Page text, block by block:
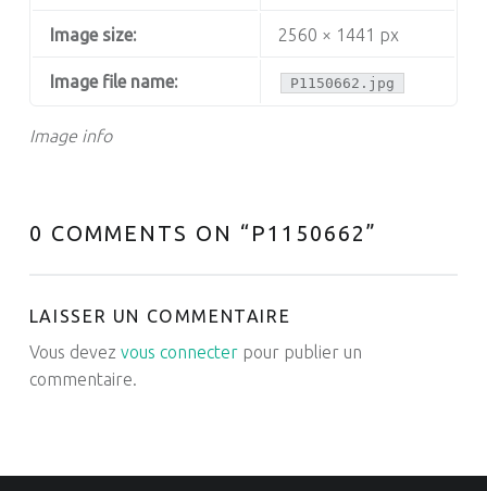
Image info
Image size: 2560 × 1441 px
Image file name: P1150662.jpg
0 COMMENTS ON “ P1150662”
LAISSER UN COMMENTAIRE
Vous devez vous connecterpour publier un
commentaire.